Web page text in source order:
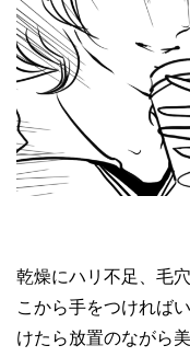
乾燥にハリ不足、毛
こから手をつければ
けたら放置のながら